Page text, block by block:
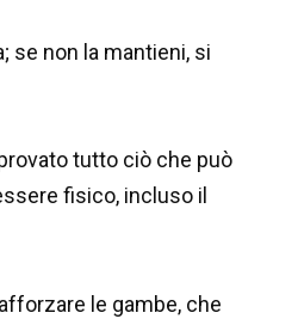
se non la mantieni, si
tutto ciò che può
fisico, incluso il
le gambe, che